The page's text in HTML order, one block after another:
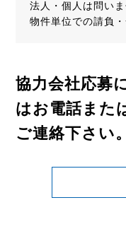
法人・個人は問いま
物件単位での請負
協力会社応募
はお電話また
ご連絡下さい。